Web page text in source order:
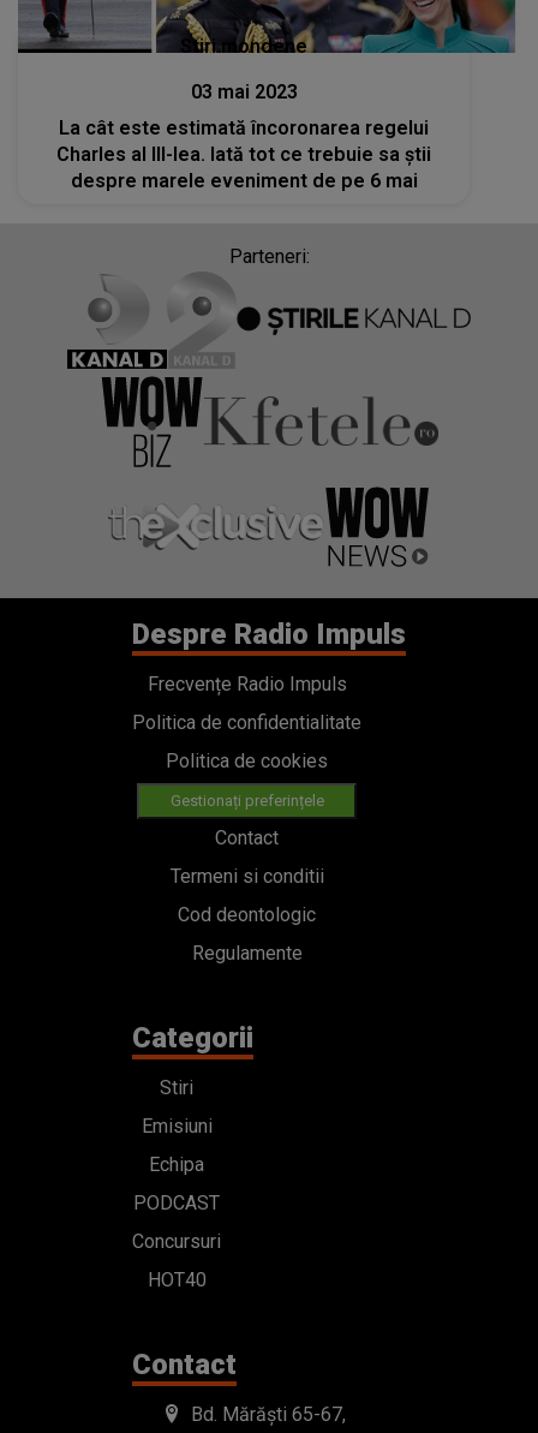
Stiri mondene
03 mai 2023
La cât este estimată încoronarea regelui
Charles al III-lea. Iată tot ce trebuie sa știi
despre marele eveniment de pe 6 mai
Parteneri:
Despre Radio Impuls
Frecvențe Radio Impuls
Politica de confidentialitate
Politica de cookies
Gestionați preferințele
Contact
Termeni si conditii
Cod deontologic
Regulamente
Categorii
Stiri
Emisiuni
Echipa
PODCAST
Concursuri
HOT40
Contact
Bd. Mărăști 65-67,